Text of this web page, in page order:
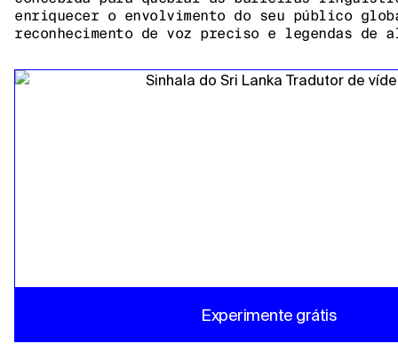
enriquecer o envolvimento do seu público
reconhecimento de voz preciso e legendas de
Experimente grátis